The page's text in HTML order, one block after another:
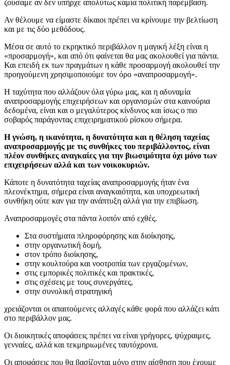
ζούσαμε αν δεν υπήρχε απολύτως καμία πολιτική παρέμβαση.
Αν θέλουμε να είμαστε δίκαιοι πρέπει να κρίνουμε την βελτίωση
και με τις δύο μεθόδους.
Μέσα σε αυτό το εκρηκτικό περιβάλλον η μαγική λέξη είναι η
«προσαρμογή», και από ότι φαίνεται θα μας ακολουθεί για πάντα.
Και επειδή εκ των πραγμάτων η κάθε προσαρμογή ακολουθεί την
προηγούμενη χρησιμοποιούμε τον όρο «αναπροσαρμογή».
Η ταχύτητα που αλλάζουν όλα γύρω μας, και η αδυναμία
αναπροσαρμογής επιχειρήσεων και οργανισμών στα καινούρια
δεδομένα, είναι και ο μεγαλύτερος κίνδυνος και ίσως ο πιο
σοβαρός παράγοντας επιχειρηματικού ρίσκου σήμερα.
Η γνώση, η ικανότητα, η δυνατότητα και η θέληση ταχείας
αναπροσαρμογής με τις συνθήκες του περιβάλλοντος, είναι
πλέον συνθήκες αναγκαίες για την βιωσιμότητα όχι μόνο των
επιχειρήσεων αλλά και των νοικοκυριών.
Κάποτε η δυνατότητα ταχείας αναπροσαρμογής ήταν ένα
πλεονέκτημα, σήμερα είναι αναγκαιότητα, και υποχρεωτική
συνθήκη ούτε καν για την ανάπτυξη αλλά για την επιβίωση.
Αναπροσαρμογές στα πάντα λοιπόν από εχθές.
Στα συστήματα πληροφόρησης και διοίκησης,
στην οργανωτική δομή,
στον τρόπο διοίκησης,
στην κουλτούρα και νοοτροπία των εργαζομένων,
στις εμπορικές πολιτικές και πρακτικές,
στις σχέσεις με τους συνεργάτες,
στην συνολική στρατηγική
χρειάζονται οι απαιτούμενες αλλαγές κάθε φορά που αλλάζει κάτι
στο περιβάλλον μας.
Οι διοικητικές αποφάσεις πρέπει να είναι γρήγορες, ψύχραιμες,
γενναίες, αλλά και τεκμηριωμένες ταυτόχρονα.
Οι αποφάσεις που θα βασίζονται μόνο στην αίσθηση που έχουμε